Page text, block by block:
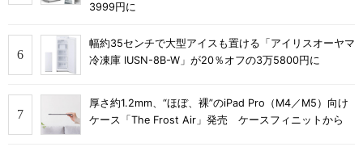
3999円に
幅約35センチで大型アイスも置ける「アイリスオーヤマ
冷凍庫 IUSN-8B-W」が20％オフの3万5800円に
厚さ約1.2mm、“ほぼ、裸”のiPad Pro（M4／M5）向け
ケース「The Frost Air」発売 ケースフィニットから